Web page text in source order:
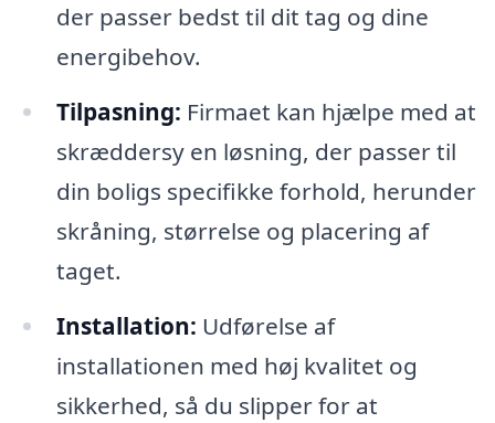
der passer bedst til dit tag og dine
energibehov.
Tilpasning: Firmaet kan hjælpe med at
skræddersy en løsning, der passer til
din boligs specifikke forhold, herunder
skråning, størrelse og placering af
taget.
Installation: Udførelse af
installationen med høj kvalitet og
sikkerhed, så du slipper for at